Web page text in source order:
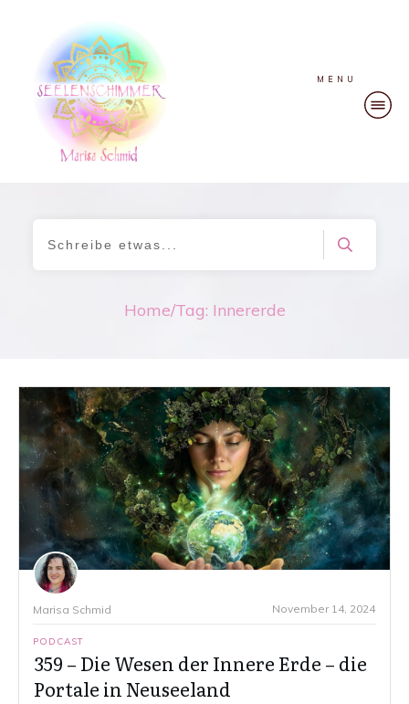
MENU
Home/Tag: Innererde
Marisa Schmid November 14, 2024
PODCAST
359 – Die Wesen der Innere Erde – die
Portale in Neuseeland